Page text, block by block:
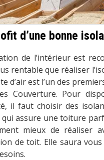
d’une bonne
de l’intérieur est
rentable que réaliser
d’air est l’un des
Couverture. Pour
il faut choisir des
assure une toiture
mieux de réaliser
de toit. Elle saura